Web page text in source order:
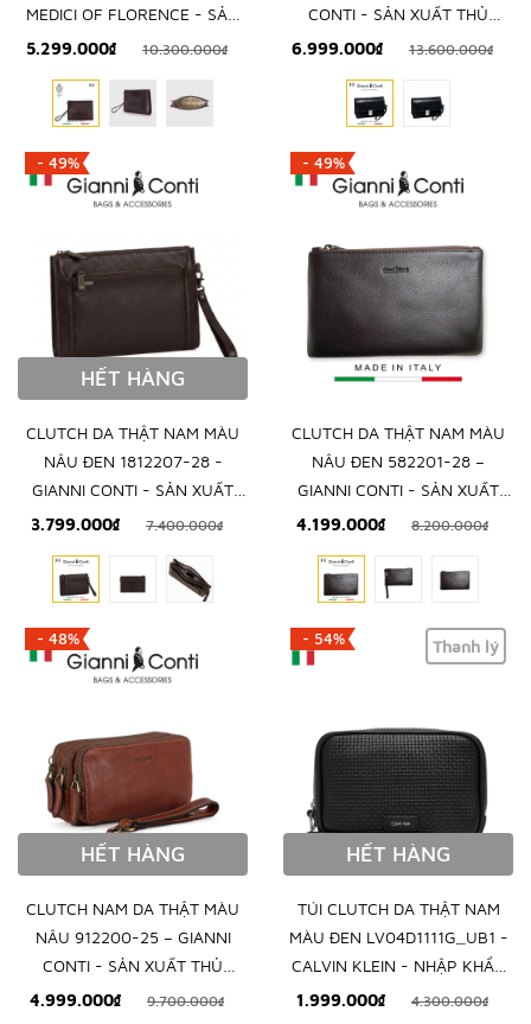
MEDICI OF FLORENCE - SẢN
XUẤT THỦ CÔNG TẠI ITALY
5.299.000₫ 10.300.000₫
CONTI - SẢN XUẤT THỦ
CÔNG TẠI ITALY
6.999.000₫ 13.600.000₫
- 49%
HẾT HÀNG
CLUTCH DA THẬT NAM MÀU
NÂU ĐEN 1812207-28 -
GIANNI CONTI - SẢN XUẤT
THỦ CÔNG TẠI ITALY
3.799.000₫ 7.400.000₫
- 49%
CLUTCH DA THẬT NAM MÀU
NÂU ĐEN 582201-28 –
GIANNI CONTI - SẢN XUẤT
THỦ CÔNG TẠI ITALY
4.199.000₫ 8.200.000₫
- 48%
HẾT HÀNG
CLUTCH NAM DA THẬT MÀU
NÂU 912200-25 – GIANNI
CONTI - SẢN XUẤT THỦ
CÔNG TỪ ITALY
4.999.000₫ 9.700.000₫
- 54% Thanh lý
HẾT HÀNG
TÚI CLUTCH DA THẬT NAM
MÀU ĐEN LV04D1111G_UB1 -
CALVIN KLEIN - NHẬP KHẨU
CHÍNH HÃNG TỪ Ý
1.999.000₫ 4.300.000₫